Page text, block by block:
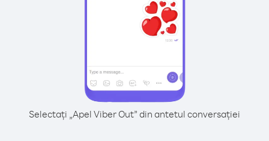
Selectați „Apel Viber Out” din antetul conversației